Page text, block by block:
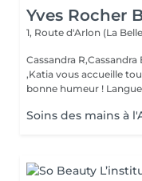
Yves Rocher
1, Route d'Arlon (La
Cassandra
,Katia vous accueille
bonne
Soins des mains à